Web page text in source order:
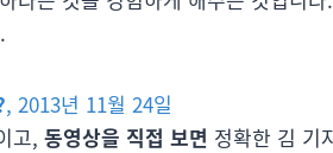
, 2013년 11월 24일
고, 동영상을 직접 보면 정확한 김 기